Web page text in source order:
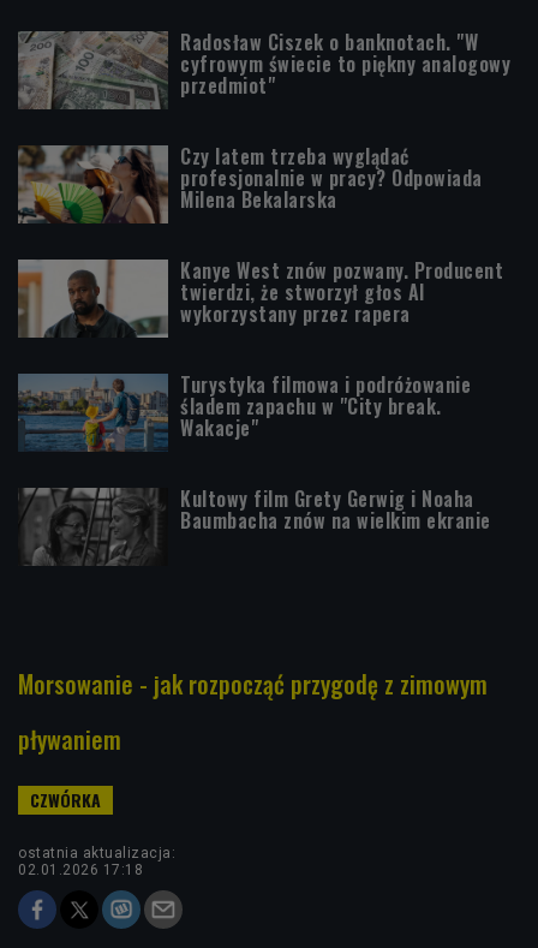
Radosław Ciszek o banknotach. "W
cyfrowym świecie to piękny analogowy
przedmiot"
Czy latem trzeba wyglądać
profesjonalnie w pracy? Odpowiada
Milena Bekalarska
Kanye West znów pozwany. Producent
twierdzi, że stworzył głos AI
wykorzystany przez rapera
Turystyka filmowa i podróżowanie
śladem zapachu w "City break.
Wakacje"
Kultowy film Grety Gerwig i Noaha
Baumbacha znów na wielkim ekranie
Morsowanie - jak rozpocząć przygodę z zimowym
pływaniem
ostatnia aktualizacja:
02.01.2026 17:18